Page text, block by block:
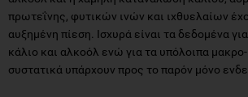
πρωτεΐνης, φυτικών ινών και ιχθυελαίων
αυξημένη πίεση. Ισχυρά είναι τα δεδομένα
κάλιο και αλκοόλ ενώ για τα υπόλοιπα
συστατικά υπάρχουν προς το παρόν μόνο